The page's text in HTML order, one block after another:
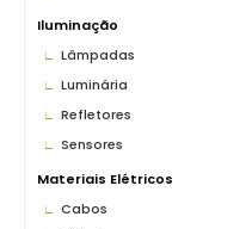
Iluminação
Lâmpadas
Luminária
Refletores
Sensores
Materiais Elétricos
Cabos